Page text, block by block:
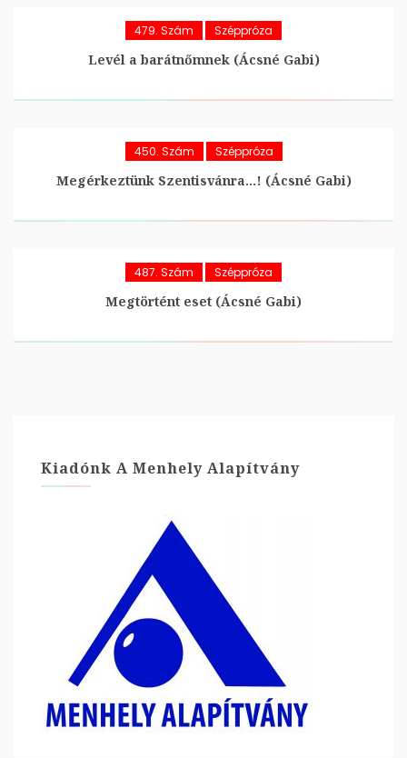
479. Szám Széppróza
Levél a barátnőmnek (Ácsné Gabi)
450. Szám Széppróza
Megérkeztünk Szentisvánra…! (Ácsné Gabi)
487. Szám Széppróza
Megtörtént eset (Ácsné Gabi)
Kiadónk A Menhely Alapítvány